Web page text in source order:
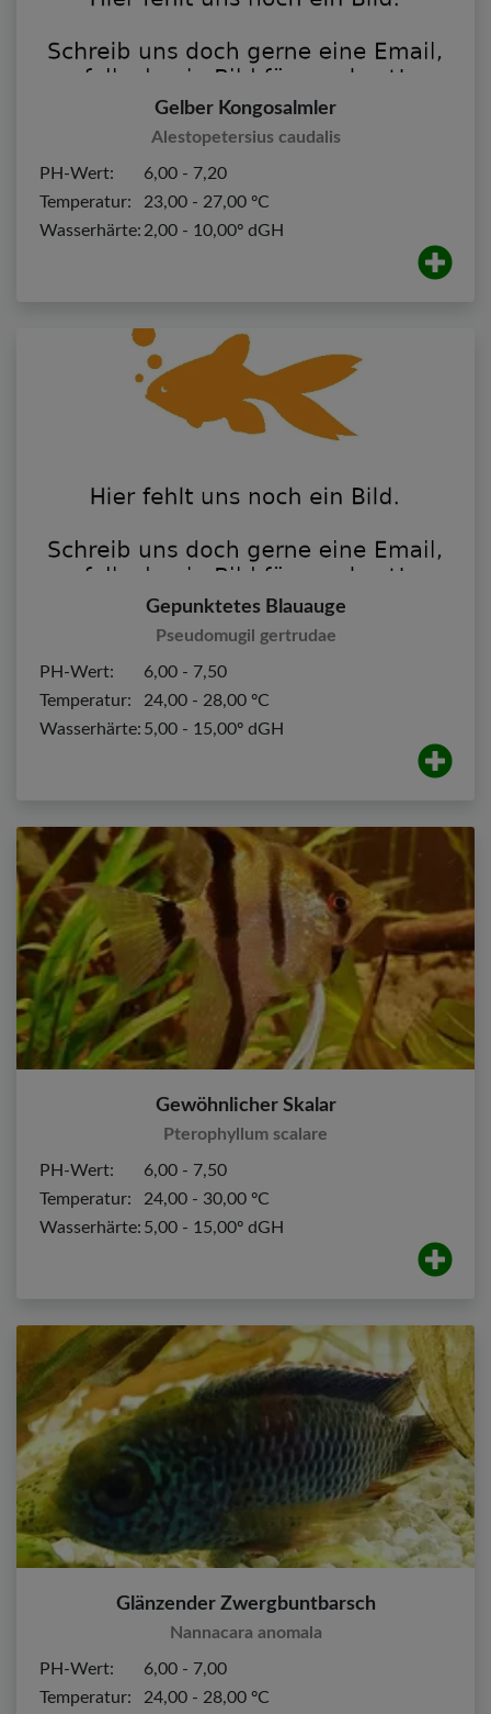
Gelber Kongosalmler
Alestopetersius caudalis
PH-Wert:
6,00 - 7,20
Temperatur:
23,00 - 27,00 ºC
Wasserhärte: 2,00 - 10,00º dGH
Gepunktetes Blauauge
Pseudomugil gertrudae
PH-Wert:
6,00 - 7,50
Temperatur:
24,00 - 28,00 ºC
Wasserhärte: 5,00 - 15,00º dGH
Gewöhnlicher Skalar
Pterophyllum scalare
PH-Wert:
6,00 - 7,50
Temperatur:
24,00 - 30,00 ºC
Wasserhärte: 5,00 - 15,00º dGH
Glänzender Zwergbuntbarsch
Nannacara anomala
PH-Wert:
6,00 - 7,00
Temperatur:
24,00 - 28,00 ºC